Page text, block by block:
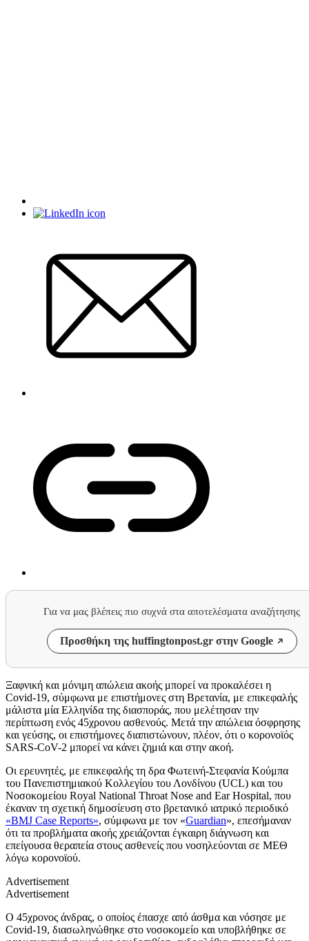
Για να μας βλέπεις πιο συχνά στα αποτελέσματα αναζήτησης
Προσθήκη της huffingtonpost.gr στην Google
Ξαφνική και μόνιμη απώλεια ακοής μπορεί να προκαλέσει η
Covid-19, σύμφωνα με επιστήμονες στη Βρετανία, με επικεφαλής
μάλιστα μία Ελληνίδα της διασποράς, που μελέτησαν την
περίπτωση ενός 45χρονου ασθενούς. Μετά την απώλεια όσφρησης
και γεύσης, οι επιστήμονες διαπιστώνουν, πλέον, ότι ο κορονοϊός
SARS-CoV-2 μπορεί να κάνει ζημιά και στην ακοή.
Οι ερευνητές, με επικεφαλής τη δρα Φωτεινή-Στεφανία Κούμπα
του Πανεπιστημιακού Κολλεγίου του Λονδίνου (UCL) και του
Νοσοκομείου Royal National Throat Nose and Ear Hospital, που
έκαναν τη σχετική δημοσίευση στο βρετανικό ιατρικό περιοδικό
«BMJ Case Reports», σύμφωνα με τον «Guardian», επεσήμαναν
ότι τα προβλήματα ακοής χρειάζονται έγκαιρη διάγνωση και
επείγουσα θεραπεία στους ασθενείς που νοσηλεύονται σε ΜΕΘ
λόγω κορονοϊού.
Advertisement
Advertisement
Ο 45χρονος άνδρας, ο οποίος έπασχε από άσθμα και νόσησε με
Covid-19, διασωληνώθηκε στο νοσοκομείο και υποβλήθηκε σε